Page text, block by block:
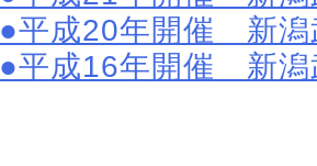
●平成20年開催 新潟
●平成16年開催 新潟